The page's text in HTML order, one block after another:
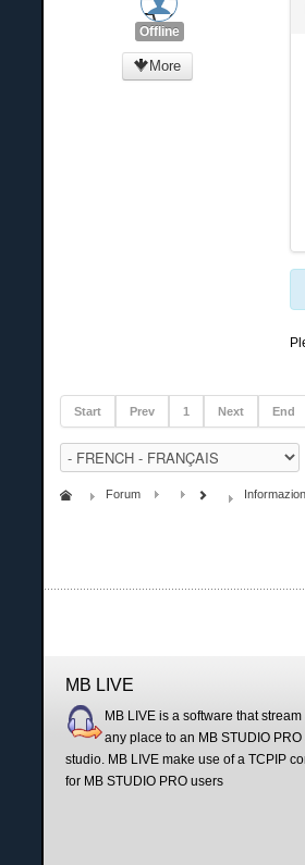
Offline
More
Start Prev 1 Next End
Forum
MB LIVE
MB LIVE is a software that
any place to an MB STUDIO
studio. MB LIVE make use of a TCPIP
for MB STUDIO PRO users